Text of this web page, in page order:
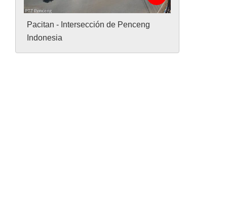
Pacitan - Intersección de Penceng
Indonesia